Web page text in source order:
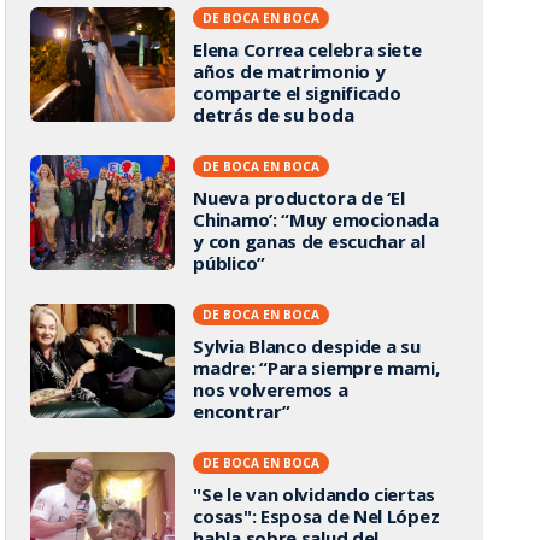
DE BOCA EN BOCA
Elena Correa celebra siete
años de matrimonio y
comparte el significado
detrás de su boda
DE BOCA EN BOCA
Nueva productora de ‘El
Chinamo’: “Muy emocionada
y con ganas de escuchar al
público”
DE BOCA EN BOCA
Sylvia Blanco despide a su
madre: “Para siempre mami,
nos volveremos a
encontrar”
DE BOCA EN BOCA
"Se le van olvidando ciertas
cosas": Esposa de Nel López